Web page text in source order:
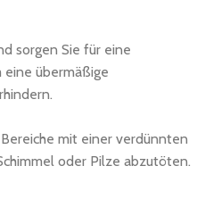
sorgen Sie für eine
eine übermäßige
mit einer verdünnten
oder Pilze abzutöten.